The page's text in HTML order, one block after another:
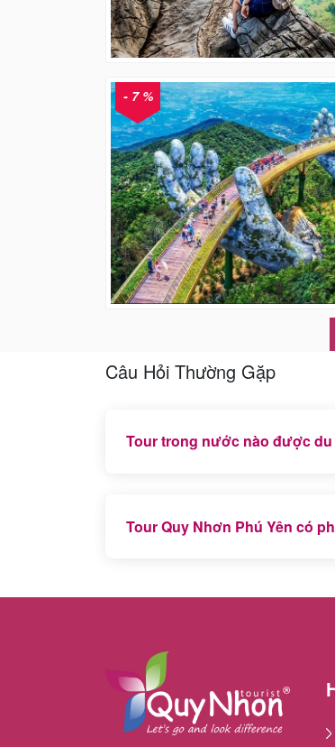
- 7 %
Câu Hỏi Thường Gặp
Tour trong nước nào được du
Tour Quy Nhơn Phú Yên có